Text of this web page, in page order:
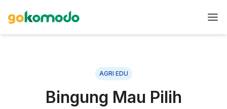
AGRI EDU
Bingung Mau Pilih